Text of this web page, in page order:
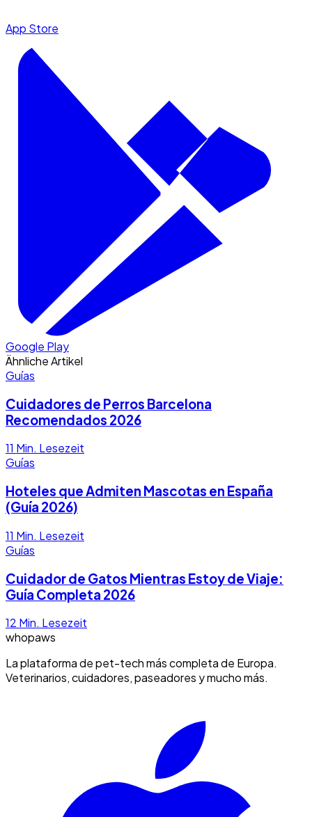
App Store
Google Play
Ähnliche Artikel
Guías
Cuidadores de Perros Barcelona
Recomendados 2026
11 Min. Lesezeit
Guías
Hoteles que Admiten Mascotas en España
(Guía 2026)
11 Min. Lesezeit
Guías
Cuidador de Gatos Mientras Estoy de Viaje:
Guía Completa 2026
12 Min. Lesezeit
whopaws
La plataforma de pet-tech más completa de Europa.
Veterinarios, cuidadores, paseadores y mucho más.